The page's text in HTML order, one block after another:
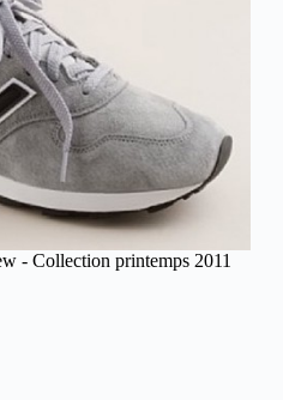
- Collection printemps 2011